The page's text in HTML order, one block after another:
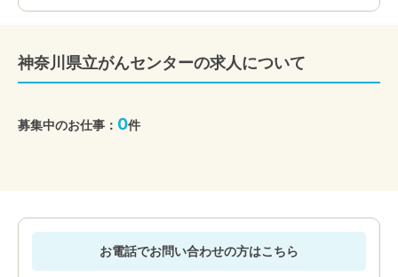
神奈川県立がんセンターの求人について
募集中のお仕事： 0件
お電話でお問い合わせの方はこちら